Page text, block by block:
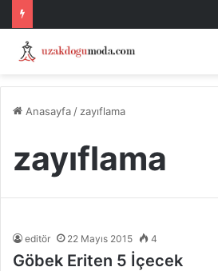
Anasayfa / zayıflama
zayıflama
editör 22 Mayıs 2015 4
Göbek Eriten 5 İçecek